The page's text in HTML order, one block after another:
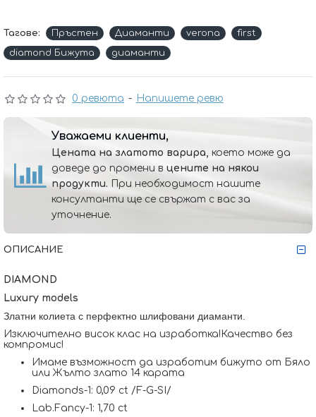
0 ревюта - Напишете ревю
Тагове: Пръстен Диаманти verona
first
diamond Бижута
диаманти
Уважаеми клиенти,
Цената на златото варира, което може да
доведе до промени в цените на някои
продукти. При необходимост нашите
консултанти ще се свържат с вас за
уточнение.
ОПИСАНИЕ
DIAMOND
Luxury models
Златни колиета с перфектно шлифовани диаманти.
Изключително висок клас на изработка!Качество без
компромис!
Имаме възможност да изработим бижуто от Бяло
или Жълто злато 14 карата
Diamonds-1: 0,09 ct /F-G-SI/
Lab.Fancy-1: 1,70 ct